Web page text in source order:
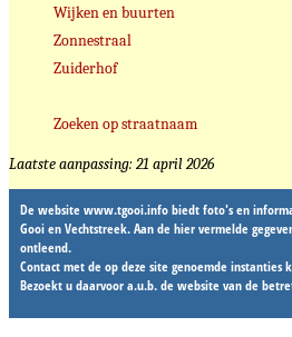
Wijken en buurten
Zonnestraal
Zuiderhof
Zoeken op straatnaam
Laatste aanpassing: 21 april 2026
De website www.tgooi.info biedt foto's en
Gooi en Vechtstreek. Aan de hier vermelde
ontleend.
Contact met de op deze site genoemde instanties
Bezoekt u daarvoor a.u.b. de website van de